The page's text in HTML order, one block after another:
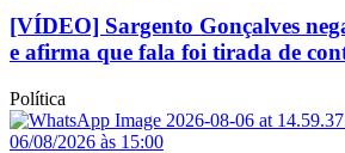
[VÍDEO] Sargento Gonçalves
e afirma que fala foi tirada de
Política
06/08/2026 às 15:00